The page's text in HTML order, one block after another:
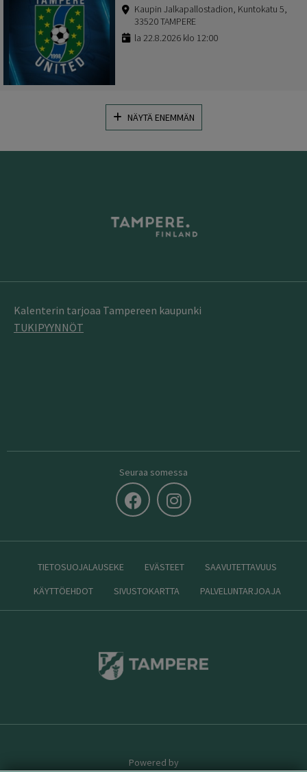
Kaupin Jalkapallostadion, Kuntokatu 5,
33520 TAMPERE
la 22.8.2026 klo 12:00
NÄYTÄ ENEMMÄN
Kalenterin tarjoaa Tampereen kaupunki
TUKIPYYNNÖT
Seuraa somessa
TIETOSUOJALAUSEKE EVÄSTEET
SAAVUTETTAVUUS
KÄYTTÖEHDOT
SIVUSTOKARTTA PALVELUNTARJOAJA
Powered by